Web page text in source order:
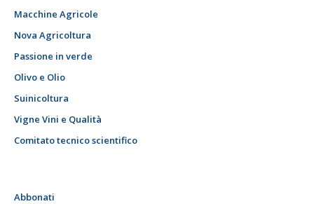
Macchine Agricole
Nova Agricoltura
Passione in verde
Olivo e Olio
Suinicoltura
Vigne Vini e Qualità
Comitato tecnico scientifico
Abbonati